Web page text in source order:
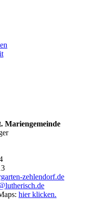
Mariengemeinde
zehlendorf.de
hier klicken.